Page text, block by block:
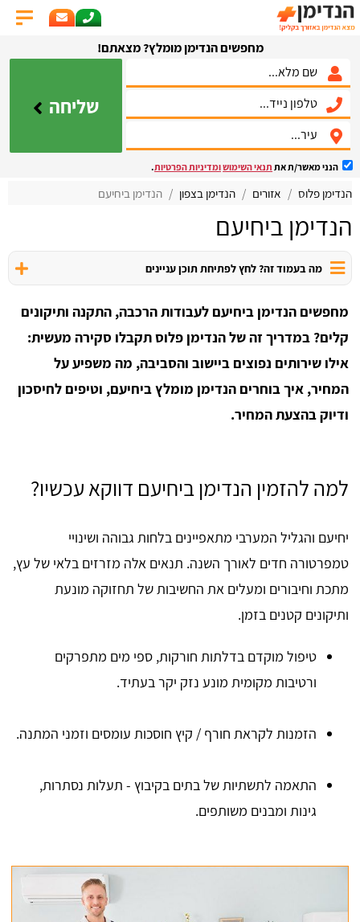
מחפשים הנדימן מומלץ? מצאתם!
שליחה
הנני מאשר/ת את תנאי השימושומדיניות הפרטיות.
הנדימן פלוס אזורים הנדימן בצפון הנדימן ביחיעם
הנדימן ביחיעם
מה בעמוד זה? לחץ לפתיחת תוכן עניינים
מחפשים הנדימן ביחיעם לעבודות הרכבה, התקנה ותיקונים
קלים? במדריך זה של הנדימן פלוס תקבלו סקירה מעשית:
אילו שירותים נפוצים ביישוב והסביבה, מה משפיע על
המחיר, איך בוחרים הנדימן מומלץ ביחיעם, וטיפים לחיסכון
ודיוק בהצעת המחיר.
למה להזמין הנדימן ביחיעם דווקא עכשיו?
יחיעם והגליל המערבי מתאפיינים בלחות גבוהה ושינויי
טמפרטורה חדים לאורך השנה. תנאים אלה מזרזים בלאי של עץ,
מתכת וחיבורים ומעלים את החשיבות של תחזוקה מונעת
ותיקונים קטנים בזמן.
טיפול מוקדם בדלתות חורקות, ספי מים מתפרקים
ורטיבות מקומית מונע נזק יקר בעתיד.
הזמנות לקראת חורף / קיץ חוסכות עומסים וזמני המתנה.
התאמה לתשתיות של בתים בקיבוץ - תעלות נסתרות,
גינות ומבנים משותפים.